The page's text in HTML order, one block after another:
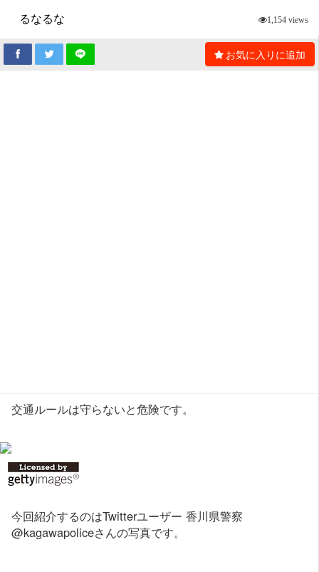
るなるな
1,154 views
お気に入りに追加
交通ルールは守らないと危険です。
今回紹介するのはTwitterユーザー 香川県警察
@kagawapoliceさんの写真です。